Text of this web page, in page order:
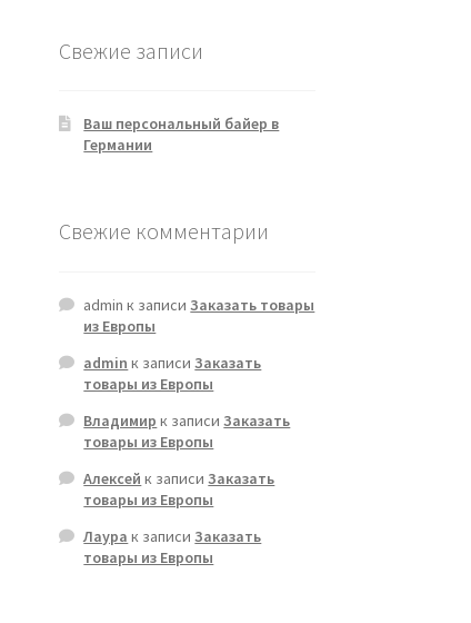
Свежие записи
Ваш персональный байер в
Германии
Свежие комментарии
admin к записиЗаказать товары
из Европы
admin к записиЗаказать
товары из Европы
Владимир к записиЗаказать
товары из Европы
Алексей к записиЗаказать
товары из Европы
Лаура к записиЗаказать
товары из Европы